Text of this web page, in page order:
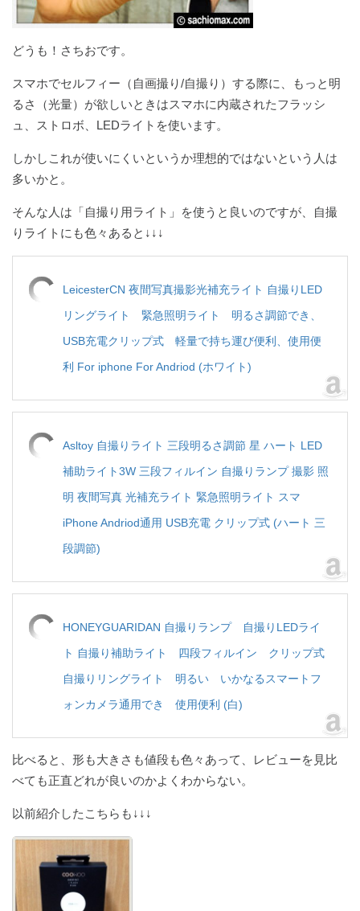
どうも！さちおです。
スマホでセルフィー（自画撮り/自撮り）する際に、もっと明
るさ（光量）が欲しいときはスマホに内蔵されたフラッシ
ュ、ストロボ、LEDライトを使います。
しかしこれが使いにくいというか理想的ではないという人は
多いかと。
そんな人は「自撮り用ライト」を使うと良いのですが、自撮
りライトにも色々あると↓↓↓
LeicesterCN 夜間写真撮影光補充ライト 自撮りLED
リングライト 緊急照明ライト 明るさ調節でき、
USB充電クリップ式 軽量で持ち運び便利、使用便
利 For iphone For Andriod (ホワイト)
Asltoy 自撮りライト 三段明るさ調節 星 ハート LED
補助ライト3W 三段フィルイン 自撮りランプ 撮影 照
明 夜間写真 光補充ライト 緊急照明ライト スマ
iPhone Andriod通用 USB充電 クリップ式 (ハート 三
段調節)
HONEYGUARIDAN 自撮りランプ 自撮りLEDライ
ト 自撮り補助ライト 四段フィルイン クリップ式
自撮りリングライト 明るい いかなるスマートフ
ォンカメラ通用でき 使用便利 (白)
比べると、形も大きさも値段も色々あって、レビューを見比
べても正直どれが良いのかよくわからない。
以前紹介したこちらも↓↓↓